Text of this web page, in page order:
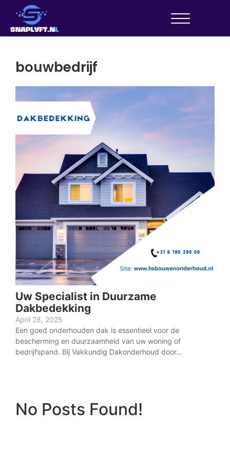
bouwbedrijf
Uw Specialist in Duurzame
Dakbedekking
April 28, 2025
Een goed onderhouden dak is essentieel voor de
bescherming en duurzaamheid van uw woning of
bedrijfspand. Bij Vakkundig Dakonderhoud door…
No Posts Found!